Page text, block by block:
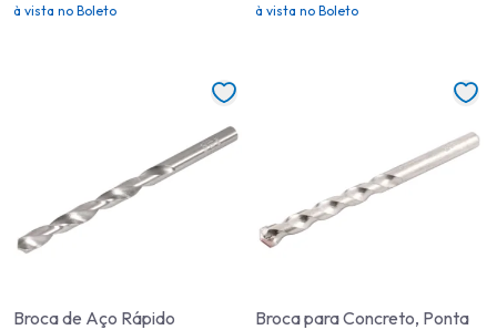
à vista no Boleto à vista no Boleto
Broca de Aço Rápido
Broca para Concreto, Ponta